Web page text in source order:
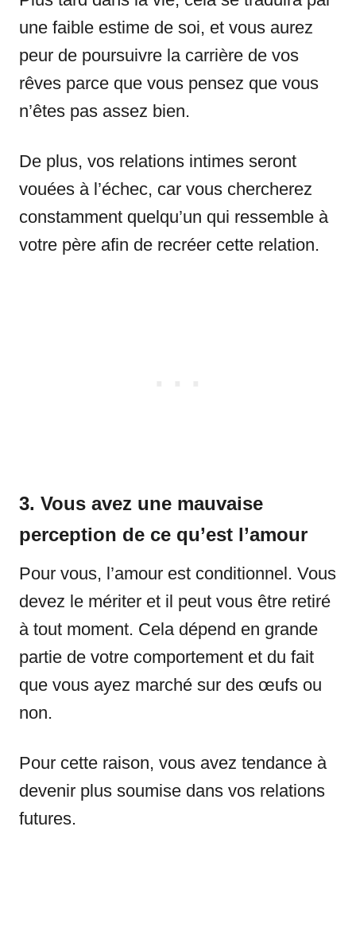
une faible estime de soi, et vous aurez
peur de poursuivre la carrière de vos
rêves parce que vous pensez que vous
n’êtes pas assez bien.
De plus, vos relations intimes seront
vouées à l’échec, car vous chercherez
constamment quelqu’un qui ressemble à
votre père afin de recréer cette relation.
3. Vous avez une mauvaise
perception de ce qu’est l’amour
Pour vous, l’amour est conditionnel. Vous
devez le mériter et il peut vous être retiré
à tout moment. Cela dépend en grande
partie de votre comportement et du fait
que vous ayez marché sur des œufs ou
non.
Pour cette raison, vous avez tendance à
devenir plus soumise dans vos relations
futures.